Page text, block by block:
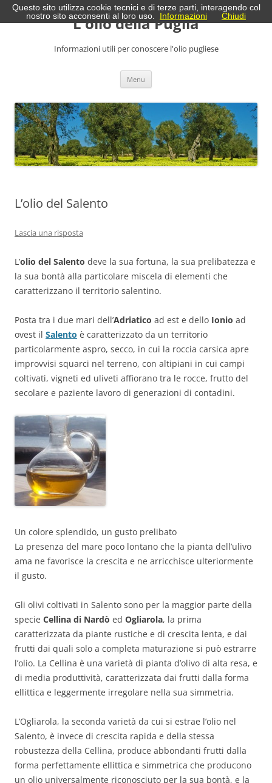
Vai
al
contenuto L'olio della Puglia
Informazioni utili per conoscere l'olio pugliese
Menu
L’olio del Salento
Lascia una risposta
L’olio del Salento deve la sua fortuna, la sua prelibatezza e
la sua bontà alla particolare miscela di elementi che
caratterizzano il territorio salentino.
Posta tra i due mari dell’Adriatico ad est e dello Ionio ad
ovest il Salento è caratterizzato da un territorio
particolarmente aspro, secco, in cui la roccia carsica apre
improvvisi squarci nel terreno, con altipiani in cui campi
coltivati, vigneti ed uliveti affiorano tra le rocce, frutto del
secolare e paziente lavoro di generazioni di contadini.
Un colore splendido, un gusto prelibato
La presenza del mare poco lontano che la pianta dell’ulivo
ama ne favorisce la crescita e ne arricchisce ulteriormente
il gusto.
Gli olivi coltivati in Salento sono per la maggior parte della
specie Cellina di Nardò ed Ogliarola, la prima
caratterizzata da piante rustiche e di crescita lenta, e dai
frutti dai quali solo a completa maturazione si può estrarre
l’olio. La Cellina è una varietà di pianta d’olivo di alta resa, e
di media produttività, caratterizzata dai frutti dalla forma
ellittica e leggermente irregolare nella sua simmetria.
L’Ogliarola, la seconda varietà da cui si estrae l’olio nel
Salento, è invece di crescita rapida e della stessa
robustezza della Cellina, produce abbondanti frutti dalla
forma perfettamente ellittica e simmetrica che producono
un olio universalmente riconosciuto per la sua bontà, e la
Questo sito utilizza cookie tecnici e di terze parti, interagendo col
nostro sito acconsenti al loro uso.
Informazioni Chiudi